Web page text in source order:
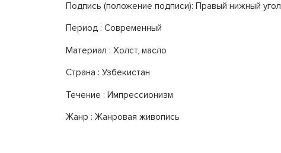
Подпись (положение подписи): Правый нижный угол
Период : Современный
Mатериал : Холст, масло
Страна : Узбекистан
Течение : Импрессионизм
Жанр : Жанровая живопись